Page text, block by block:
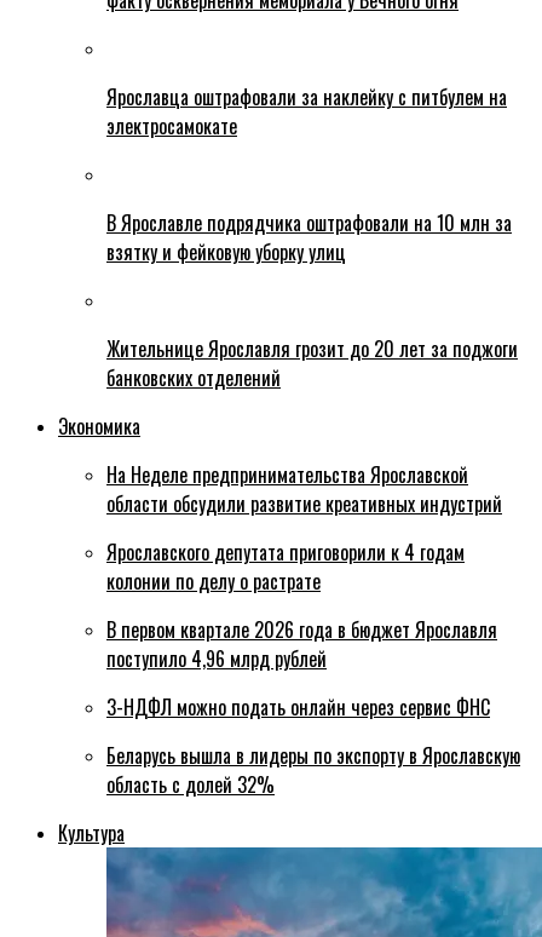
Ярославца оштрафовали за наклейку с питбулем на
электросамокате
В Ярославле подрядчика оштрафовали на 10 млн за
взятку и фейковую уборку улиц
Жительнице Ярославля грозит до 20 лет за поджоги
банковских отделений
Экономика
На Неделе предпринимательства Ярославской
области обсудили развитие креативных индустрий
Ярославского депутата приговорили к 4 годам
колонии по делу о растрате
В первом квартале 2026 года в бюджет Ярославля
поступило 4,96 млрд рублей
3-НДФЛ можно подать онлайн через сервис ФНС
Беларусь вышла в лидеры по экспорту в Ярославскую
область с долей 32%
Культура